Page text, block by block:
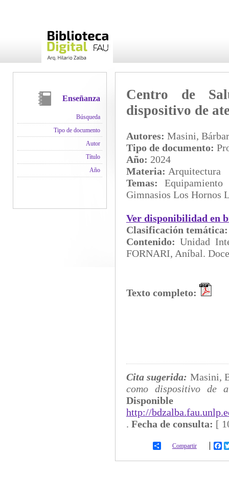
Enseñanza
Búsqueda
Tipo de documento
Autor
Título
Año
Centro de
dispositivo de
Autores: Masini,
Tipo de documento:
Año: 2024
Materia: Arquitectura
Temas:
Gimnasios Los Hornos
Ver disponibilidad en
Clasificación
Contenido:Unidad
FORNARI, Aníbal.
Texto completo:
Cita sugerida: Masini,
como dispositivo de
http://
. Fecha de consulta: [
Compartir